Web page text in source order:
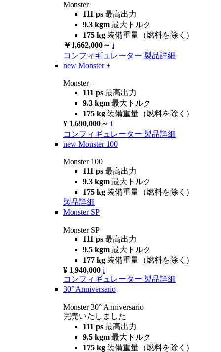
Monster
111 ps 最高出力
9.3 kgm 最大トルク
175 kg 装備重量（燃料を除く）
￥1,662,000～ i
コンフィギュレーター 製品詳細
new Monster +
Monster +
111 ps 最高出力
9.3 kgm 最大トルク
175 kg 装備重量（燃料を除く）
¥ 1,690,000～ i
コンフィギュレーター 製品詳細
new Monster 100
Monster 100
111 ps 最高出力
9.3 kgm 最大トルク
175 kg 装備重量（燃料を除く）
製品詳細
Monster SP
Monster SP
111 ps 最高出力
9.5 kgm 最大トルク
177 kg 装備重量（燃料を除く）
¥ 1,940,000 i
コンフィギュレーター 製品詳細
30° Anniversario
Monster 30° Anniversario
完売いたしました
111 ps 最高出力
9.5 kgm 最大トルク
175 kg 装備重量（燃料を除く）